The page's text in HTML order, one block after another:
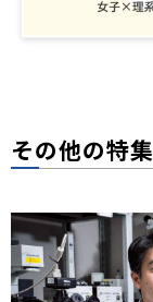
その他の特集